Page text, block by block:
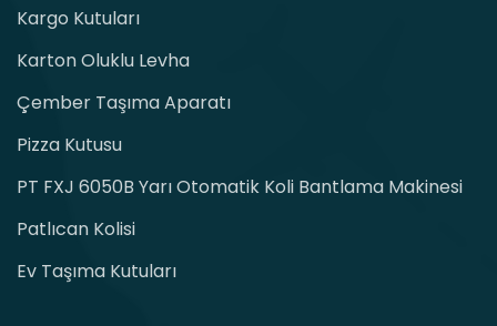
Kargo Kutuları
Karton Oluklu Levha
Çember Taşıma Aparatı
Pizza Kutusu
PT FXJ 6050B Yarı Otomatik Koli Bantlama Makinesi
Patlıcan Kolisi
Ev Taşıma Kutuları